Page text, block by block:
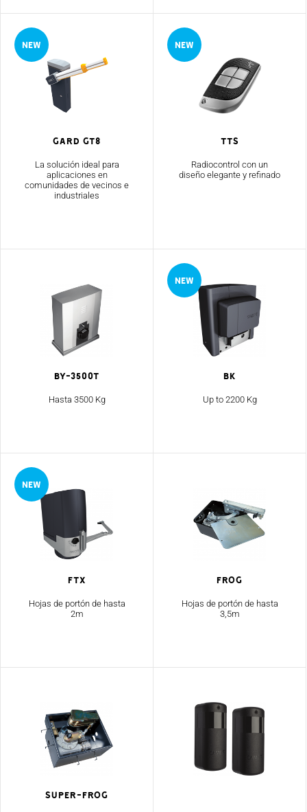
GARD GT8
La solución ideal para
aplicaciones en
comunidades de vecinos e
industriales
TTS
Radiocontrol con un
diseño elegante y refinado
By-3500T
Hasta 3500 Kg
Bk
Up to 2200 Kg
Ftx
Hojas de portón de hasta
2m
Frog
Hojas de portón de hasta
3,5m
Super-Frog